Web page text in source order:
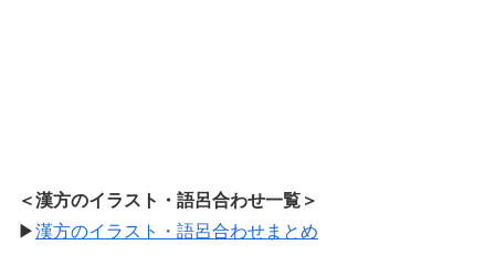
＜漢方のイラスト・語呂合わせ一覧＞
▶漢方のイラスト・語呂合わせまとめ